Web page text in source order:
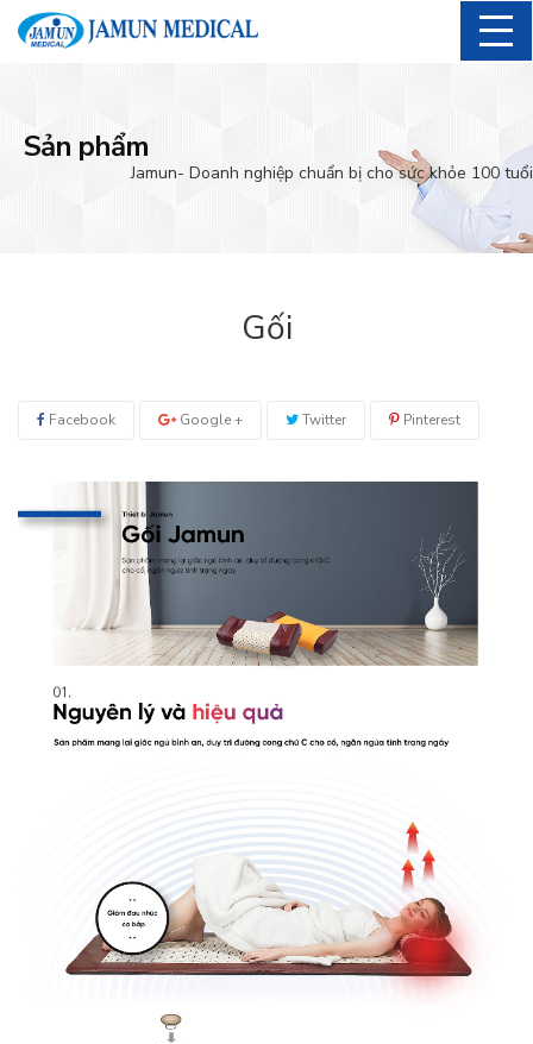
Sản phẩm
Jamun- Doanh nghiệp chuẩn bị cho sức khỏe 100 tuổi
Gối
Facebook Google + Twitter Pinterest